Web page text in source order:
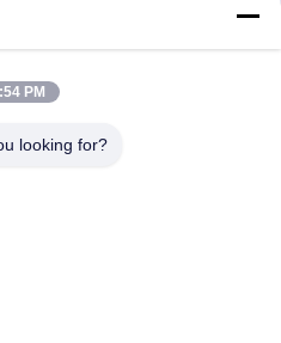
PM
looking for?